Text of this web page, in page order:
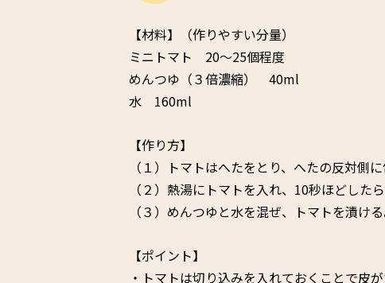
【材料】（作りやすい分量）
ミニトマト 20〜25個程度
めんつゆ（３倍濃縮） 40ml
水 160ml
【作り方】
（１）トマトはへたをとり、へたの反対側
（２）熱湯にトマトを入れ、10秒ほどした
（３）めんつゆと水を混ぜ、トマトを漬け
【ポイント】
・トマトは切り込みを入れておくことで皮が